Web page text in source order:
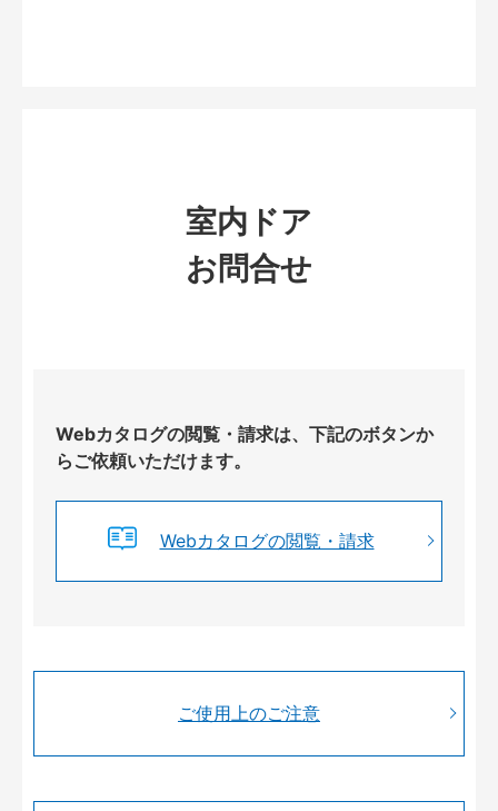
室内ドア
お問合せ
Webカタログの閲覧・請求は、下記のボタンか
らご依頼いただけます。
Webカタログの閲覧・請求
ご使用上のご注意